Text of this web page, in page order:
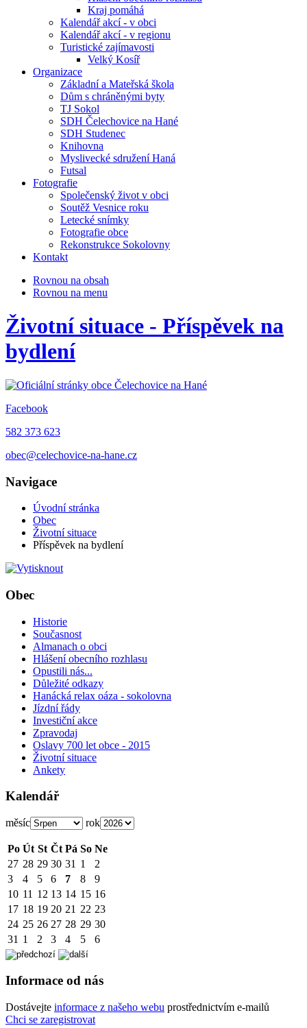
Kraj pomáhá
Kalendář akcí - v obci
Kalendář akcí - v regionu
Turistické zajímavosti
Velký Kosíř
Organizace
Základní a Mateřská škola
Dům s chráněnými byty
TJ Sokol
SDH Čelechovice na Hané
SDH Studenec
Knihovna
Myslivecké sdružení Haná
Futsal
Fotografie
Společenský život v obci
Soutěž Vesnice roku
Letecké snímky
Fotografie obce
Rekonstrukce Sokolovny
Kontakt
Rovnou na obsah
Rovnou na menu
Životní situace - Příspěvek na
bydlení
Facebook
582 373 623
obec@celechovice-na-hane.cz
Navigace
Úvodní stránka
Obec
Životní situace
Příspěvek na bydlení
Obec
Historie
Současnost
Almanach o obci
Hlášení obecního rozhlasu
Opustili nás...
Důležité odkazy
Hanácká relax oáza - sokolovna
Jízdní řády
Investiční akce
Zpravodaj
Oslavy 700 let obce - 2015
Životní situace
Ankety
Kalendář
měsíc rok
Po Út St Čt Pá So Ne
27 28 29 30 31 1
2
3
4 5 6 7 8
9
10 11 12 13 14 15 16
17 18 19 20 21 22 23
24 25 26 27 28 29 30
31 1 2 3 4 5 6
Informace od nás
Dostávejte informace z našeho webu prostřednictvím e-mailů
Chci se zaregistrovat